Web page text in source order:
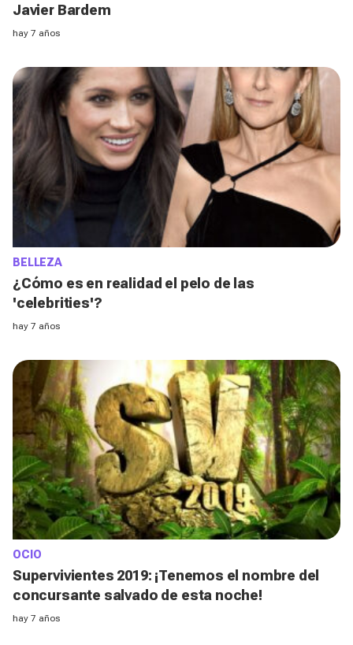
Javier Bardem
hay 7 años
BELLEZA
¿Cómo es en realidad el pelo de las
'celebrities'?
hay 7 años
OCIO
Supervivientes 2019: ¡Tenemos el nombre del
concursante salvado de esta noche!
hay 7 años